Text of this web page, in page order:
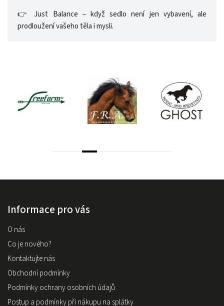
👉 Just Balance – když sedlo není jen vybavení, ale
prodloužení vašeho těla i mysli.
Informace pro vás
O nás
Co je nového?
Kontaktujte nás
Obchodní podmínky
Podmínky ochrany osobních údajů
Postup a podmínky při nákupu na splátky